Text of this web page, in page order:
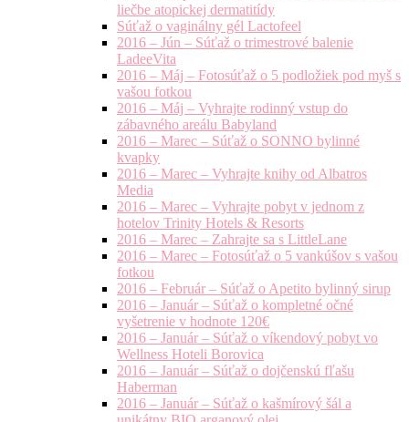
liečbe atopickej dermatitídy
Súťaž o vaginálny gél Lactofeel
2016 – Jún – Súťaž o trimestrové balenie
LadeeVita
2016 – Máj – Fotosúťaž o 5 podložiek pod myš s
vašou fotkou
2016 – Máj – Vyhrajte rodinný vstup do
zábavného areálu Babyland
2016 – Marec – Súťaž o SONNO bylinné
kvapky
2016 – Marec – Vyhrajte knihy od Albatros
Media
2016 – Marec – Vyhrajte pobyt v jednom z
hotelov Trinity Hotels & Resorts
2016 – Marec – Zahrajte sa s LittleLane
2016 – Marec – Fotosúťaž o 5 vankúšov s vašou
fotkou
2016 – Február – Súťaž o Apetito bylinný sirup
2016 – Január – Súťaž o kompletné očné
vyšetrenie v hodnote 120€
2016 – Január – Súťaž o víkendový pobyt vo
Wellness Hoteli Borovica
2016 – Január – Súťaž o dojčenskú fľašu
Haberman
2016 – Január – Súťaž o kašmírový šál a